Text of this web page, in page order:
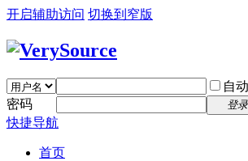
开启辅助访问 切换到窄版
自
密码
登录
快捷导航
首页